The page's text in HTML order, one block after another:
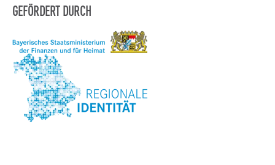
GEFÖRDERT DURCH